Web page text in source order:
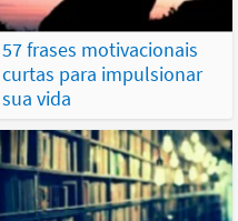
57 frases motivacionais
curtas para impulsionar
sua vida